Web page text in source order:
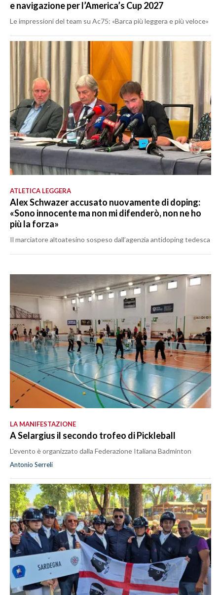
e navigazione per l’America’s Cup 2027
Le impressioni del team su Ac75: «Barca più leggera e più veloce»
ATLETICA LEGGERA
Alex Schwazer accusato nuovamente di doping:
«Sono innocente ma non mi difenderò, non ne ho
più la forza»
Il marciatore altoatesino sospeso dall’agenzia antidoping tedesca
LA MANIFESTAZIONE
A Selargius il secondo trofeo di Pickleball
L'evento è organizzato dalla Federazione Italiana Badminton
Antonio Serreli